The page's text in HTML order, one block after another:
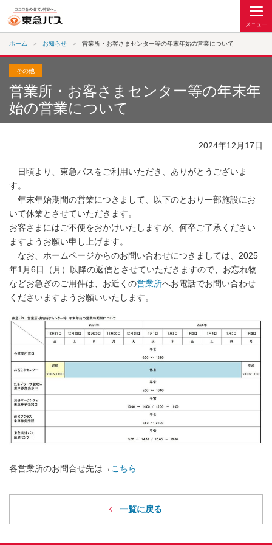
ホーム お知らせ 営業所・お客さまセンター等の年末年始の営業について
その他
営業所・お客さまセンター等の年末年
始の営業について
2024年12月17日
日頃より、東急バスをご利用いただき、ありがとうございま
す。
年末年始期間の営業につきまして、以下のとおり一部施設にお
いて休業とさせていただきます。
お客さまにはご不便をおかけいたしますが、何卒ご了承ください
ますようお願い申し上げます。
なお、ホームページからのお問い合わせにつきましては、 2025
年1 月6日（月）以降の返信とさせていただきますので、お忘れ物
などお急ぎのご用件は、お近くの営業所へお電話でお問い合わせ
くださいますようお願いいたします。
各営業所のお問合せ先は→ こちら
一覧に戻る